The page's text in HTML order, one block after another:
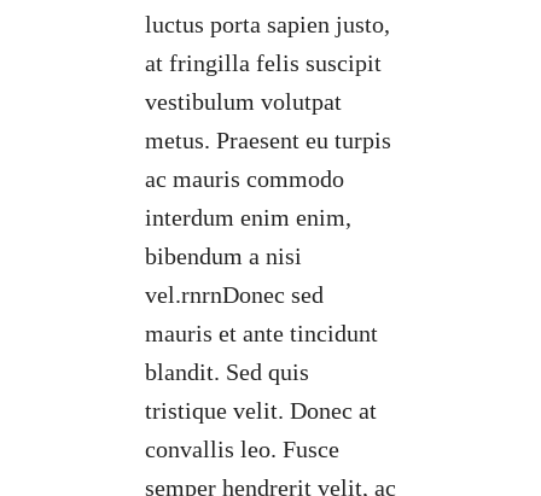
luctus porta sapien justo,
at fringilla felis suscipit
vestibulum volutpat
metus. Praesent eu turpis
ac mauris commodo
interdum enim enim,
bibendum a nisi
vel.rnrnDonec sed
mauris et ante tincidunt
blandit. Sed quis
tristique velit. Donec at
convallis leo. Fusce
semper hendrerit velit, ac